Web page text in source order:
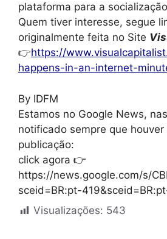
plataforma para a
Quem tiver interesse, segue
originalmente feita no Site
👉https://
happens-in-an-internet-
By IDFM
Estamos no Google News,
notificado sempre que houver
publicação:
click agora 👉
https://news.google.com/s/
sceid=BR:pt-
Visualizações: 543